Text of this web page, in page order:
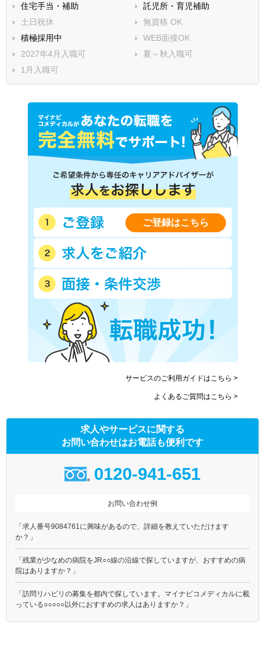
住宅手当・補助
託児所・育児補助
土日祝休
無資格 OK
積極採用中
WEB面接OK
2027年4月入職可
夏～秋入職可
1月入職可
ご登録はこちら
サービスのご利用ガイドはこちら >
よくあるご質問はこちら >
求人やサービスに関する
お問い合わせはお電話も便利です
0120-941-651
お問い合わせ例
「求人番号9084761に興味があるので、詳細を教えていただけます
か？」
「残業が少なめの病院をJR○○線の沿線で探していますが、おすすめの病
院はありますか？」
「訪問リハビリの募集を都内で探しています。マイナビコメディカルに載
っている○○○○○以外におすすめの求人はありますか？」